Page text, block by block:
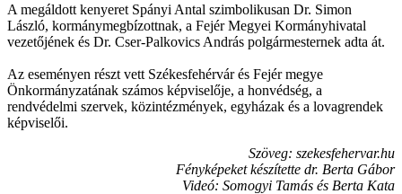
A megáldott kenyeret Spányi Antal szimbolikusan Dr. Simon
László, kormánymegbízottnak, a Fejér Megyei Kormányhivatal
vezetőjének és Dr. Cser-Palkovics András polgármesternek adta át.
Az eseményen részt vett Székesfehérvár és Fejér megye
Önkormányzatának számos képviselője, a honvédség, a
rendvédelmi szervek, közintézmények, egyházak és a lovagrendek
képviselői.
Szöveg: szekesfehervar.hu
Fényképeket készítette dr. Berta Gábor
Videó: Somogyi Tamás és Berta Kata